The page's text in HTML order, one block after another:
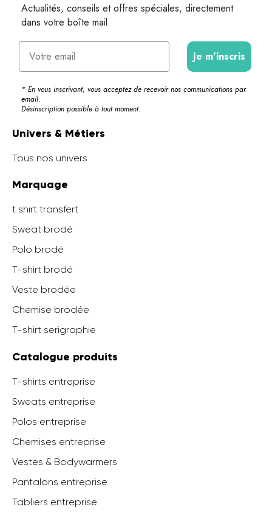
Actualités, conseils et offres spéciales, directement
dans votre boîte mail.
Email
Je m'inscris
* En vous inscrivant, vous acceptez de recevoir nos communications par
email.
Désinscription possible à tout moment.
Univers & Métiers
Tous nos univers
Marquage
t shirt transfert
Sweat brodé
Polo brodé
T-shirt brodé
Veste brodée
Chemise brodée
T-shirt serigraphie
Catalogue produits
T-shirts entreprise
Sweats entreprise
Polos entreprise
Chemises entreprise
Vestes & Bodywarmers
Pantalons entreprise
Tabliers entreprise